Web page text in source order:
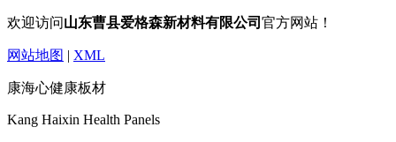
欢迎访问山东曹县爱格森新材料有限公司 官方网站！
网站地图 | XML
康海心健康板材
Kang Haixin Health Panels